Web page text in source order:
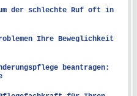
der schlechte Ruf oft in
Ihre Beweglichkeit
beantragen: